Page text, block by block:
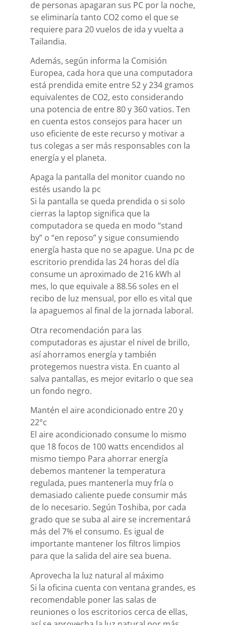
de personas apagaran sus PC por la noche,
se eliminaría tanto CO2 como el que se
requiere para 20 vuelos de ida y vuelta a
Tailandia.
Además, según informa la Comisión
Europea, cada hora que una computadora
está prendida emite entre 52 y 234 gramos
equivalentes de CO2, esto considerando
una potencia de entre 80 y 360 vatios. Ten
en cuenta estos consejos para hacer un
uso eficiente de este recurso y motivar a
tus colegas a ser más responsables con la
energía y el planeta.
Apaga la pantalla del monitor cuando no
estés usando la pc
Si la pantalla se queda prendida o si solo
cierras la laptop significa que la
computadora se queda en modo “stand
by” o “en reposo” y sigue consumiendo
energía hasta que no se apague. Una pc de
escritorio prendida las 24 horas del día
consume un aproximado de 216 kWh al
mes, lo que equivale a 88.56 soles en el
recibo de luz mensual, por ello es vital que
la apaguemos al final de la jornada laboral.
Otra recomendación para las
computadoras es ajustar el nivel de brillo,
así ahorramos energía y también
protegemos nuestra vista. En cuanto al
salva pantallas, es mejor evitarlo o que sea
un fondo negro.
Mantén el aire acondicionado entre 20 y
22°c
El aire acondicionado consume lo mismo
que 18 focos de 100 watts encendidos al
mismo tiempo Para ahorrar energía
debemos mantener la temperatura
regulada, pues mantenerla muy fría o
demasiado caliente puede consumir más
de lo necesario. Según Toshiba, por cada
grado que se suba al aire se incrementará
más del 7% el consumo. Es igual de
importante mantener los filtros limpios
para que la salida del aire sea buena.
Aprovecha la luz natural al máximo
Si la oficina cuenta con ventana grandes, es
recomendable poner las salas de
reuniones o los escritorios cerca de ellas,